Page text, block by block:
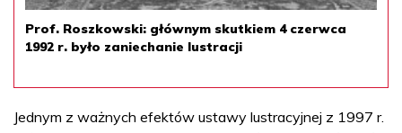
Prof. Roszkowski: głównym skutkiem 4 czerwca
1992 r. było zaniechanie lustracji
Jednym z ważnych efektów ustawy lustracyjnej z 1997 r.